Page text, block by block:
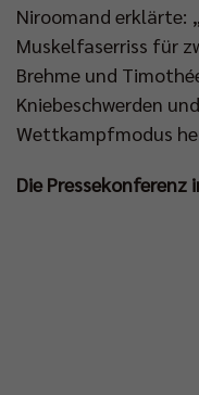
Niroomand erklärte:
Muskelfaserriss für
Brehme und
Kniebeschwerden
Wettkampfmodus
Die Pressekonferenz